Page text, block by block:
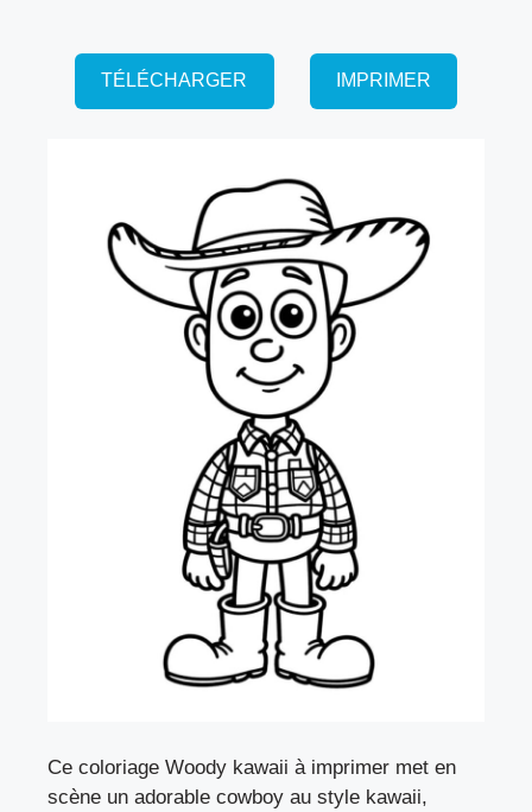
TÉLÉCHARGER IMPRIMER
Ce coloriage Woody kawaii à imprimer met en
scène un adorable cowboy au style kawaii,